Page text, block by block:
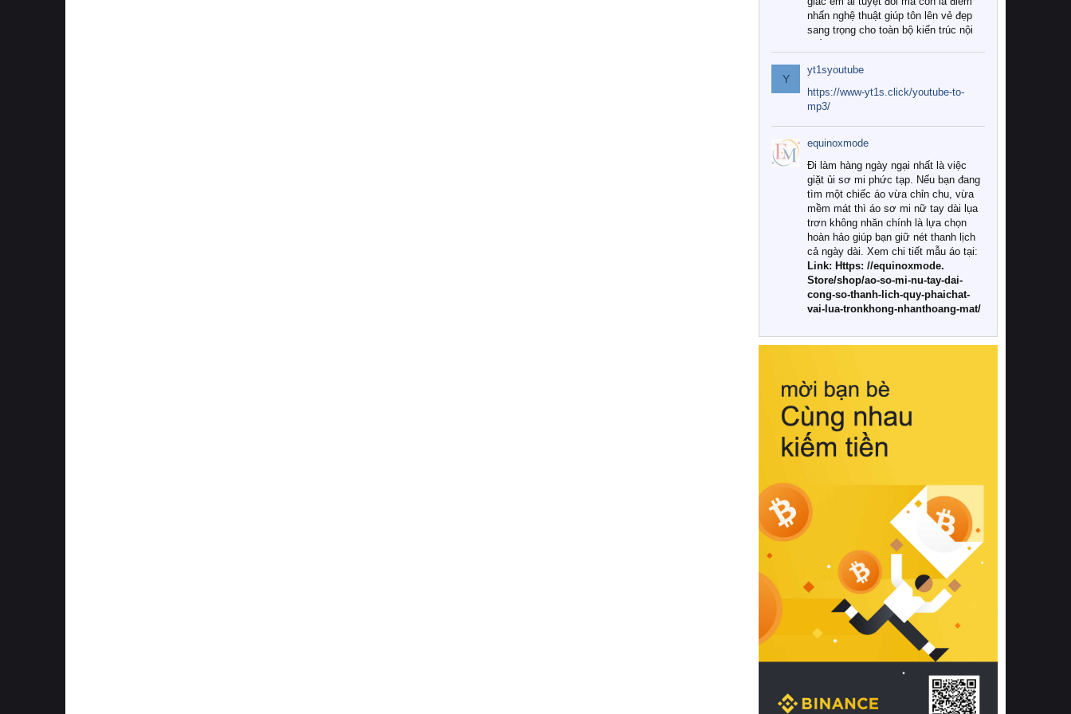
nhấn nghệ thuật giúp tôn lên vẻ đẹp
sang trọng cho toàn bộ kiến trúc nội
Tuy nhiên, giữa thị trường đa dạng
với vô vàn thương hiệu và mẫu mã
như hiện nay, làm thế nào để chọn
được những bộ chăn ga gối đệm cao
cấp thực sự chất lượng, phù hợp với
khí hậu và nhu cầu sử dụng của gia
đình? Hãy cùng chúng tôi đi tìm lời
giải đáp chi tiết qua bài viết dưới đây.
1. Tại sao các gia đình hiện đại lại ưa
chuộng chăn ga gối đệm cao cấp?
Khác với các dòng sản phẩm thông
thường, những bộ chăn ga gối đệm
cao cấp trải qua quy trình sản xuất
nghiêm ngặt từ khâu chọn lọc nguyên
liệu tự nhiên đến công nghệ dệt
nhuộm hiện đại không chứa hóa chất
này, bạn sẽ cảm nhận rõ rệt sự khác
hồi chuẩn xác của phần đệm nâng đỡ
cột sống.
Bên cạnh đó, việc lựa chọn các dòng
sản phẩm đạt chuẩn chất lượng quốc
tế còn giúp ngăn ngừa tình trạng kích
khuẩn và nấm mốc trong điều kiện
thời tiết nóng ẩm. Bạn có thể tìm hiểu
thêm các nghiên cứu khoa học về tác
động của giấc ngủ và môi trường
phòng ngủ đối với sức khỏe con
người tại Sleep Foundation (External
Link) để có cái nhìn toàn diện hơn.
2. Các tiêu chí vàng khi lựa chọn
chăn ga gối đệm cao cấp cho phòng
ngủ
Để sở hữu một bộ chăn ga gối đệm
cao cấp hoàn hảo cả về thẩm mỹ lẫn
công năng, người tiêu dùng cần cân
nhắc kỹ lưỡng các tiêu chí quan trọng
Y
yt1syoutube
https://www-yt1s.click/youtube-to-
mp3/
equinoxmode
Đi làm hàng ngày ngại nhất là việc
giặt ủi sơ mi phức tạp. Nếu bạn đang
tìm một chiếc áo vừa chỉn chu, vừa
mềm mát thì áo sơ mi nữ tay dài lụa
trơn không nhăn chính là lựa chọn
hoàn hảo giúp bạn giữ nét thanh lịch
cả ngày dài. Xem chi tiết mẫu áo tại:
Link: Https: //equinoxmode.
Store/shop/ao-so-mi-nu-tay-dai-
cong-so-thanh-lich-quy-phaichat-
vai-lua-tronkhong-nhanthoang-mat/